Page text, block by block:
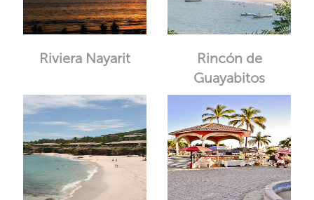
Riviera Nayarit
Rincón de
Guayabitos